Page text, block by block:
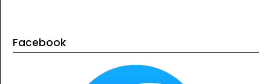
Facebook